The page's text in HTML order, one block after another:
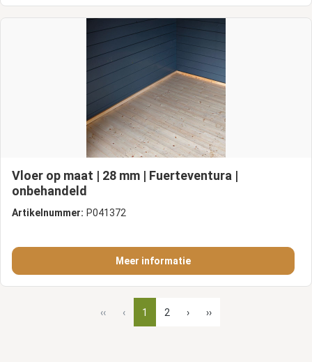
Vloer op maat | 28 mm | Fuerteventura |
onbehandeld
Artikelnummer: P041372
Meer informatie
‹‹ ‹ 1 2 › ››